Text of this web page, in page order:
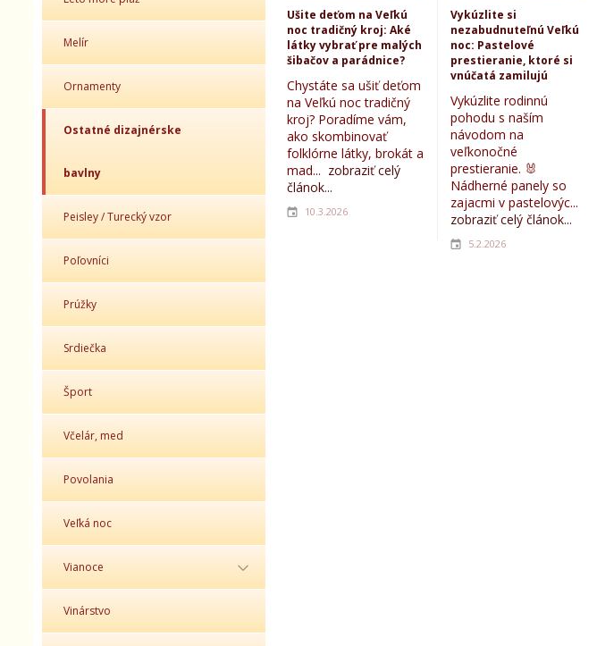
Melír
Ornamenty
Ostatné dizajnérske
bavlny
Peisley / Turecký vzor
Poľovníci
Prúžky
Srdiečka
Šport
Včelár, med
Povolania
Veľká noc
Vianoce
Vinárstvo
Ušite deťom na Veľkú
noc tradičný kroj: Aké
látky vybrať pre malých
šibačov a parádnice?
Chystáte sa ušiť deťom
na Veľkú noc tradičný
kroj? Poradíme vám,
ako skombinovať
folklórne látky, brokát a
mad... zobraziť celý
článok...
10.3.2026
Vykúzlite si
nezabudnuteľnú Veľkú
noc: Pastelové
prestieranie, ktoré si
vnúčatá zamilujú
Vykúzlite rodinnú
pohodu s naším
návodom na
veľkonočné
prestieranie. 🐰
Nádherné panely so
zajacmi v pastelovýc...
zobraziť celý článok...
5.2.2026